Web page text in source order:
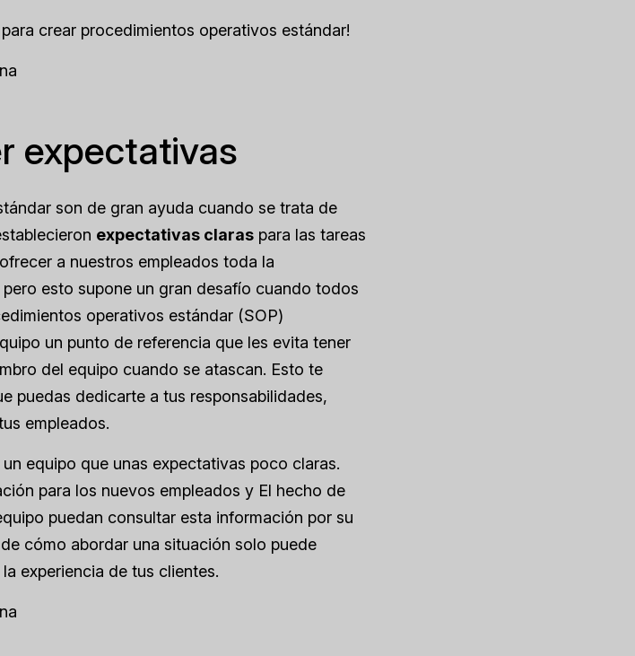
crear procedimientos operativos estándar!
expectativas
son de gran ayuda cuando se trata de
expectativas claras para las tareas
a nuestros empleados toda la
esto supone un gran desafío cuando todos
operativos estándar (SOP)
un punto de referencia que les evita tener
del equipo cuando se atascan. Esto te
puedas dedicarte a tus responsabilidades,
empleados.
equipo que unas expectativas poco claras.
para los nuevos empleados y El hecho de
puedan consultar esta información por su
cómo abordar una situación solo puede
experiencia de tus clientes.